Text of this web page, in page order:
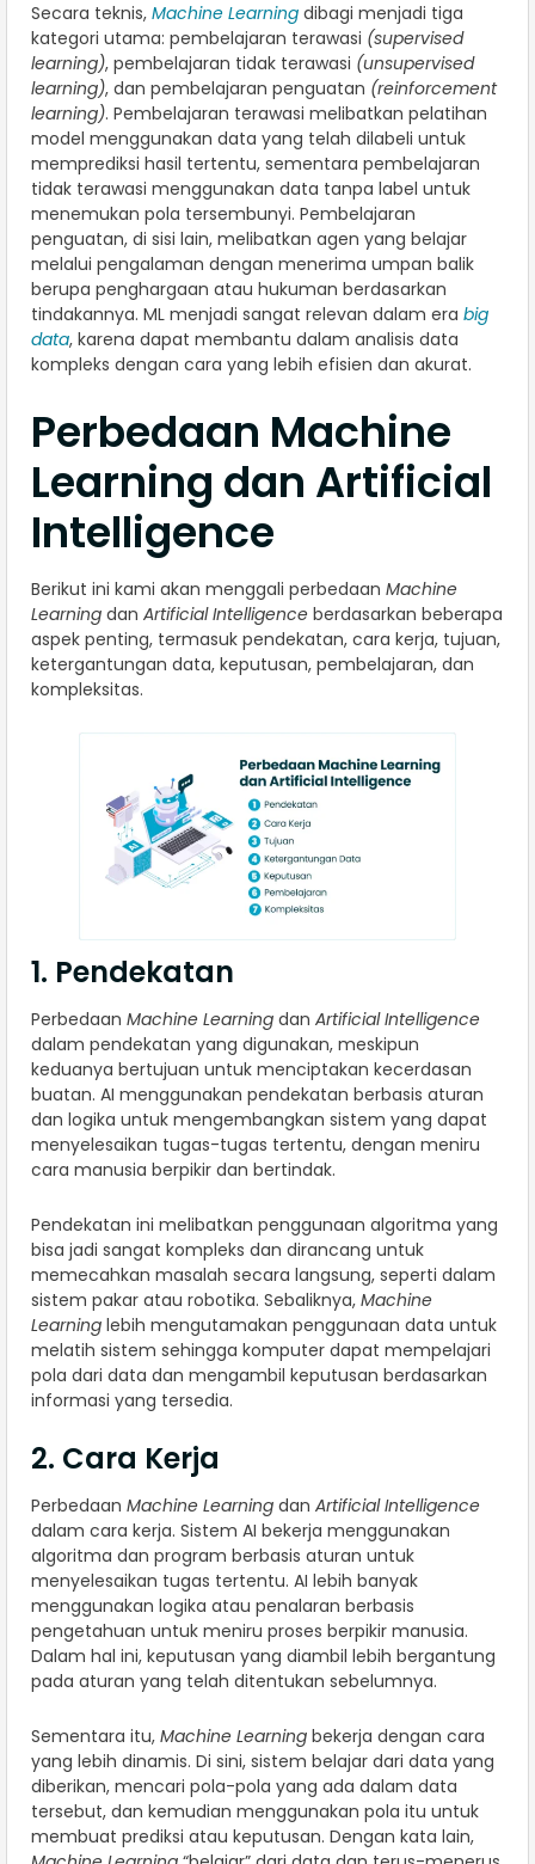
Secara teknis, Machine Learning dibagi menjadi tiga
kategori utama: pembelajaran terawasi (supervised
learning), pembelajaran tidak terawasi (unsupervised
learning), dan pembelajaran penguatan (reinforcement
learning). Pembelajaran terawasi melibatkan pelatihan
model menggunakan data yang telah dilabeli untuk
memprediksi hasil tertentu, sementara pembelajaran
tidak terawasi menggunakan data tanpa label untuk
menemukan pola tersembunyi. Pembelajaran
penguatan, di sisi lain, melibatkan agen yang belajar
melalui pengalaman dengan menerima umpan balik
berupa penghargaan atau hukuman berdasarkan
tindakannya. ML menjadi sangat relevan dalam era big
data, karena dapat membantu dalam analisis data
kompleks dengan cara yang lebih efisien dan akurat.
Perbedaan Machine
Learning dan Artificial
Intelligence
Berikut ini kami akan menggali perbedaan Machine
Learning dan Artificial Intelligence berdasarkan beberapa
aspek penting, termasuk pendekatan, cara kerja, tujuan,
ketergantungan data, keputusan, pembelajaran, dan
kompleksitas.
1. Pendekatan
Perbedaan Machine Learning dan Artificial Intelligence
dalam pendekatan yang digunakan, meskipun
keduanya bertujuan untuk menciptakan kecerdasan
buatan. AI menggunakan pendekatan berbasis aturan
dan logika untuk mengembangkan sistem yang dapat
menyelesaikan tugas-tugas tertentu, dengan meniru
cara manusia berpikir dan bertindak.
Pendekatan ini melibatkan penggunaan algoritma yang
bisa jadi sangat kompleks dan dirancang untuk
memecahkan masalah secara langsung, seperti dalam
sistem pakar atau robotika. Sebaliknya, Machine
Learning lebih mengutamakan penggunaan data untuk
melatih sistem sehingga komputer dapat mempelajari
pola dari data dan mengambil keputusan berdasarkan
informasi yang tersedia.
2. Cara Kerja
Perbedaan Machine Learning dan Artificial Intelligence
dalam cara kerja. Sistem AI bekerja menggunakan
algoritma dan program berbasis aturan untuk
menyelesaikan tugas tertentu. AI lebih banyak
menggunakan logika atau penalaran berbasis
pengetahuan untuk meniru proses berpikir manusia.
Dalam hal ini, keputusan yang diambil lebih bergantung
pada aturan yang telah ditentukan sebelumnya.
Sementara itu, Machine Learning bekerja dengan cara
yang lebih dinamis. Di sini, sistem belajar dari data yang
diberikan, mencari pola-pola yang ada dalam data
tersebut, dan kemudian menggunakan pola itu untuk
membuat prediksi atau keputusan. Dengan kata lain,